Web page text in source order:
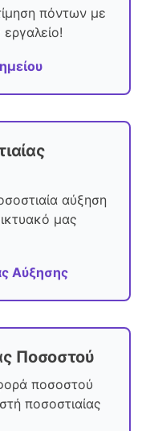
πόντων με
αύξηση
μας
Αύξησης
Ποσοστού
ποσοστού
ποσοστιαίας